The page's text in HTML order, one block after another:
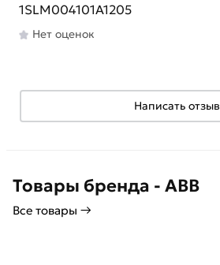
1SLM004101A1205
Нет оценок
Написать отзыв
Товары бренда - ABB
Все товары →